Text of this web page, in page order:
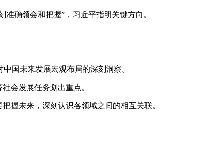
确领会和把握”，习近平指明关键方向。
国未来发展宏观布局的深刻洞察。
会发展任务划出重点。
未来，深刻认识各领域之间的相互关联。